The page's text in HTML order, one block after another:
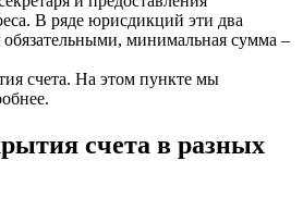
В ряде юрисдикций эти два
обязательными, минимальная сумма –
счета. На этом пункте мы
счета в разных